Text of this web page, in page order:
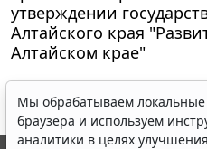
утверждении
Алтайского края
Алтайском крае"
Мы обрабатываем
браузера и используем
аналитики в целях